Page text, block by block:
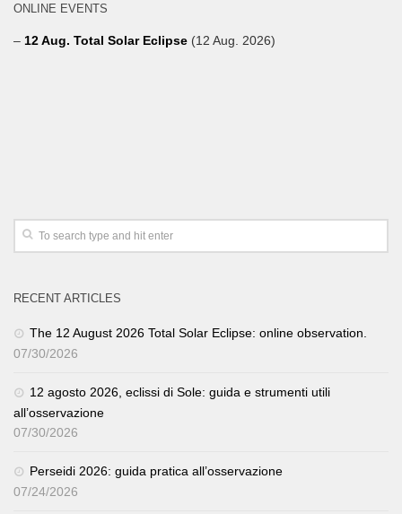
ONLINE EVENTS
– 12 Aug. Total Solar Eclipse (12 Aug. 2026)
RECENT ARTICLES
The 12 August 2026 Total Solar Eclipse: online observation.
07/30/2026
12 agosto 2026, eclissi di Sole: guida e strumenti utili
all’osservazione
07/30/2026
Perseidi 2026: guida pratica all’osservazione
07/24/2026